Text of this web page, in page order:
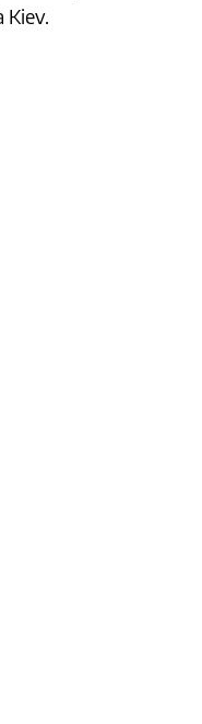
Kiev.